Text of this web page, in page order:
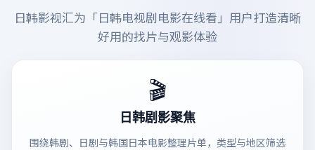
日韩影视汇为「日韩电视剧电影在线看 」用户打造清晰
好用的找片与观影体验
🎬
日韩剧影聚焦
围绕韩剧、日剧与韩国日本电影整理片单，类型与地区筛选